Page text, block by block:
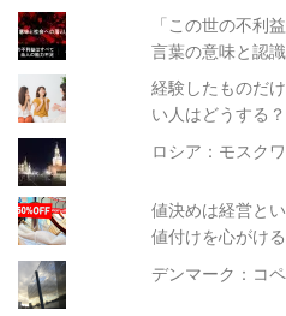
「この世の不利
言葉の意味と認識
経験したものだ
い人はどうする？
ロシア：モスク
値決めは経営と
値付けを心がける
デンマーク：コ